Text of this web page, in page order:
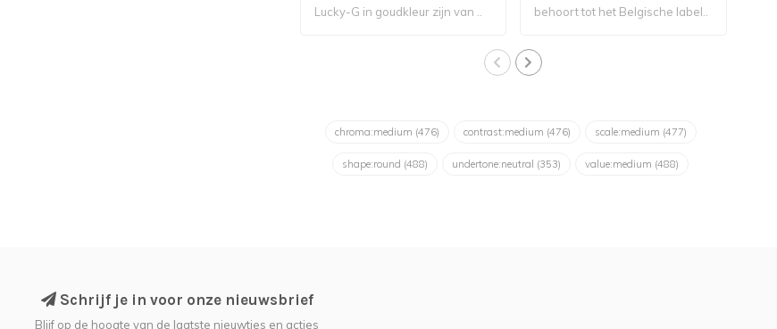
Lucky-G in goudkleur zijn van ..
behoort tot het Belgische label..
chroma:medium (476) contrast:medium (476) scale:medium (477)
shape:round (488) undertone:neutral (353) value:medium (488)
Schrijf je in voor onze nieuwsbrief
Blijf op de hoogte van de laatste nieuwtjes en acties